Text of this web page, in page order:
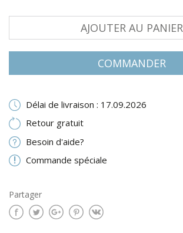
AJOUTER AU PANIER
COMMANDER
Délai de livraison : 17.09.2026
Retour gratuit
Besoin d'aide?
Commande spéciale
Partager